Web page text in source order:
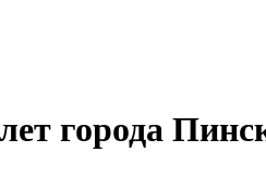
города